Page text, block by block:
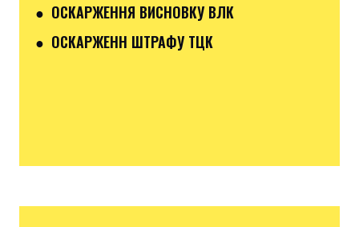
● ОСКАРЖЕННЯ ВИСНОВКУ ВЛК
● ОСКАРЖЕНН ШТРАФУ ТЦК